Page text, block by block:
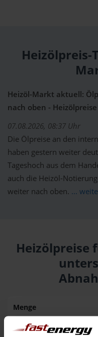
Heizölpreis-
Heizöl-Markt aktuell:
nach oben -
07.08.2026, 08:37 Uhr
Die Ölpreise an den
haben gestern weiter
Tageshoch aus dem
auch die Heizöl-
weiter nach oben. ...
Heizölpreise
Menge